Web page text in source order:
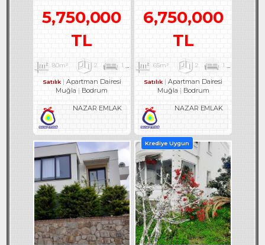
5,750,000
TL
80m² 2 1 1
Satılık
Apartman Dairesi
Muğla
Bodrum
NAZAR EMLAK
6,750,000
TL
65m² 2 1
Satılık
Apartman Dairesi
Muğla
Bodrum
NAZAR EMLAK
Krediye Uygun